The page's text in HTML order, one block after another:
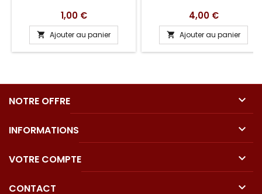
Prix
1,00 €
 Ajouter au panier
Prix
4,00 €
 Ajouter au panier
NOTRE OFFRE 
INFORMATIONS 
VOTRE COMPTE 
CONTACT 